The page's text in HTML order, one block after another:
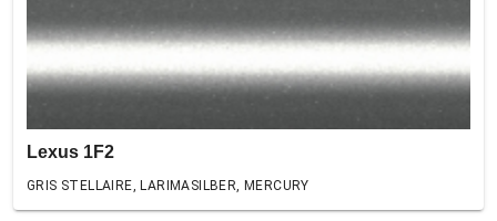
Lexus 1F2
GRIS STELLAIRE, LARIMASILBER, MERCURY